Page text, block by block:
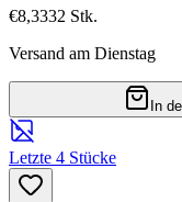
€8,3332 Stk.
Versand am Dienstag
In
Letzte 4 Stücke